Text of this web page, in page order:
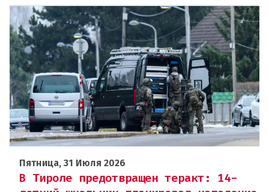
Пятница, 31 Июля 2026
В Тироле предотвращен теракт: 14-